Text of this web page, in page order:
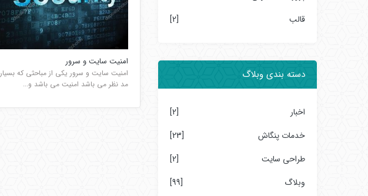
قالب
[2]
دسته بندی وبلاگ
اخبار
[2]
خدمات پنگاش
[23]
طراحی سایت
[2]
وبلاگ
[99]
امنیت سایت و سرور
امنیت سایت و سرور یکی از مباحثی که بسیار
مد نظر می باشد امنیت می باشد و...